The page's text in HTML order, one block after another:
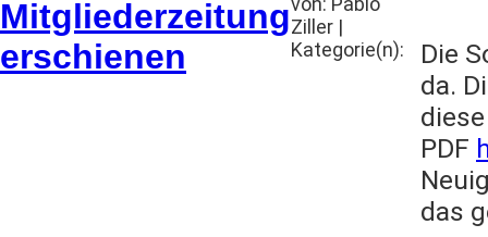
Mitgliederzeitung
erschienen
Ziller |
Kategorie(n):
Die
da.
PDF
das